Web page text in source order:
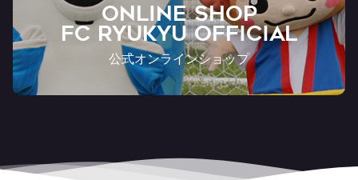
ONLINE SHOP
FC RYUKYU OFFICIAL
公式オンラインショップ